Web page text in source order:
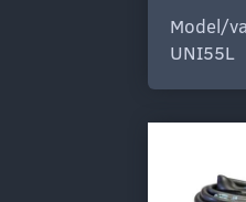
Model/
UNI55L